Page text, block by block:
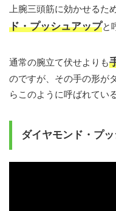
上腕三頭筋に効かせるた
ド・プッシュアップと
通常の腕立て伏せよりも
のですが、その手の形が
らこのように呼ばれてい
ダイヤモンド・プ